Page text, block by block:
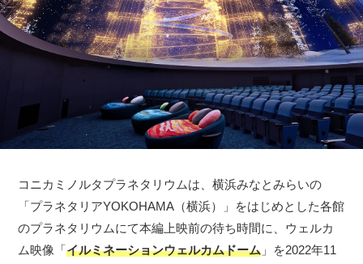
コニカミノルタプラネタリウムは、横浜みなとみらいの
「プラネタリアYOKOHAMA（横浜）」をはじめとした各館
のプラネタリウムにて本編上映前の待ち時間に、ウェルカ
ム映像「イルミネーションウェルカムドーム 」を2022年11